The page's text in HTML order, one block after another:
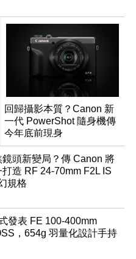
回歸攝影本質？Canon 新
一代 PowerShot 隨身機傳
今年底前現身
鏡頭新變局？傳 Canon 將
造 RF 24-70mm F2L IS
規格
發表 FE 100-400mm
，654g 羽量化設計手持